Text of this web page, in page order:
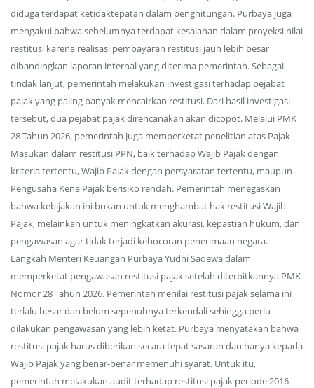
diduga terdapat ketidaktepatan dalam penghitungan. Purbaya juga
mengakui bahwa sebelumnya terdapat kesalahan dalam proyeksi nilai
restitusi karena realisasi pembayaran restitusi jauh lebih besar
dibandingkan laporan internal yang diterima pemerintah. Sebagai
tindak lanjut, pemerintah melakukan investigasi terhadap pejabat
pajak yang paling banyak mencairkan restitusi. Dari hasil investigasi
tersebut, dua pejabat pajak direncanakan akan dicopot. Melalui PMK
28 Tahun 2026, pemerintah juga memperketat penelitian atas Pajak
Masukan dalam restitusi PPN, baik terhadap Wajib Pajak dengan
kriteria tertentu, Wajib Pajak dengan persyaratan tertentu, maupun
Pengusaha Kena Pajak berisiko rendah. Pemerintah menegaskan
bahwa kebijakan ini bukan untuk menghambat hak restitusi Wajib
Pajak, melainkan untuk meningkatkan akurasi, kepastian hukum, dan
pengawasan agar tidak terjadi kebocoran penerimaan negara.
Langkah Menteri Keuangan Purbaya Yudhi Sadewa dalam
memperketat pengawasan restitusi pajak setelah diterbitkannya PMK
Nomor 28 Tahun 2026. Pemerintah menilai restitusi pajak selama ini
terlalu besar dan belum sepenuhnya terkendali sehingga perlu
dilakukan pengawasan yang lebih ketat. Purbaya menyatakan bahwa
restitusi pajak harus diberikan secara tepat sasaran dan hanya kepada
Wajib Pajak yang benar-benar memenuhi syarat. Untuk itu,
pemerintah melakukan audit terhadap restitusi pajak periode 2016–